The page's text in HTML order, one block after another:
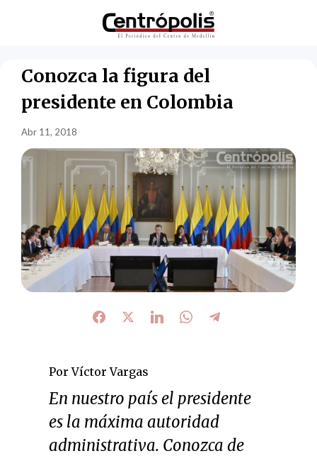
Conozca la figura del
presidente en Colombia
Abr 11, 2018
Por Víctor Vargas
En nuestro país el presidente
es la máxima autoridad
administrativa. Conozca de